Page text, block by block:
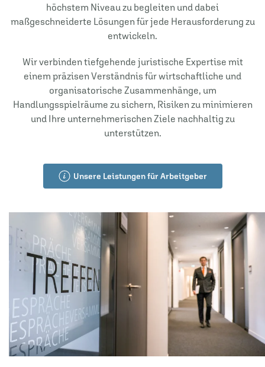
höchstem Niveau zu begleiten und dabei
maßgeschneiderte Lösungen für jede Herausforderung zu
entwickeln.
Wir verbinden tiefgehende juristische Expertise mit
einem präzisen Verständnis für wirtschaftliche und
organisatorische Zusammenhänge, um
Handlungsspielräume zu sichern, Risiken zu minimieren
und Ihre unternehmerischen Ziele nachhaltig zu
unterstützen.
Unsere Leistungen für Arbeitgeber